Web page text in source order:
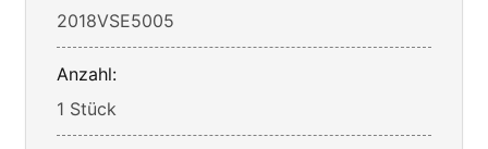
2018VSE5005
Anzahl:
1 Stück